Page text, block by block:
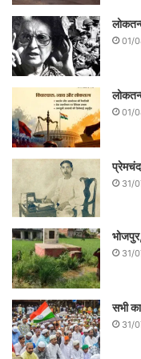
में अलग होकर एक
2011 में दक्षिण
भंडार का 75
01/
01/
31/
31/
सभी
31/